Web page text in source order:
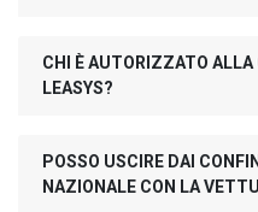
CHI È AUTORIZZATO ALLA
LEASYS?
POSSO USCIRE DAI
NAZIONALE CON LA